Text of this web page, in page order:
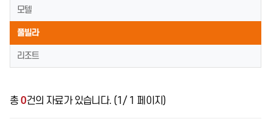
모텔
풀빌라
리조트
총0건의 자료가 있습니다. (1 / 1 페이지)